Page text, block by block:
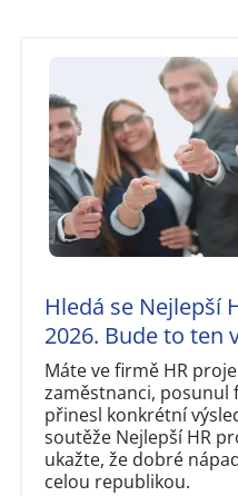
Hledá se Nejlepší
2026. Bude to ten
Máte ve firmě HR
zaměstnanci,
přinesl konkrétní
soutěže Nejlepší HR
ukažte, že dobré
celou republikou.